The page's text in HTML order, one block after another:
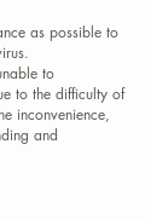
as possible to
to
to the difficulty of
inconvenience,
and